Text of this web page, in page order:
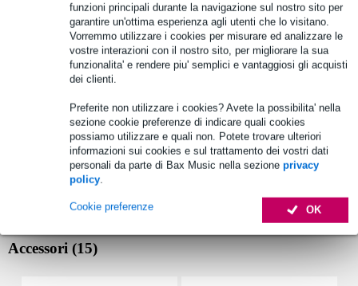
funzioni principali durante la navigazione sul nostro sito per
garantire un'ottima esperienza agli utenti che lo visitano.
Vorremmo utilizzare i cookies per misurare ed analizzare le
vostre interazioni con il nostro sito, per migliorare la sua
funzionalita' e rendere piu' semplici e vantaggiosi gli acquisti
dei clienti.
Preferite non utilizzare i cookies? Avete la possibilita' nella
sezione cookie preferenze di indicare quali cookies
possiamo utilizzare e quali non. Potete trovare ulteriori
informazioni sui cookies e sul trattamento dei vostri dati
personali da parte di Bax Music nella sezione privacy
policy.
OK
Cookie preferenze
Vedi anche (11)
Accessori (15)